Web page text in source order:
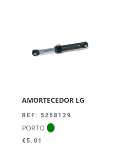
AMORTECEDOR LG
REF: 5258129
PORTO
€ 5.01